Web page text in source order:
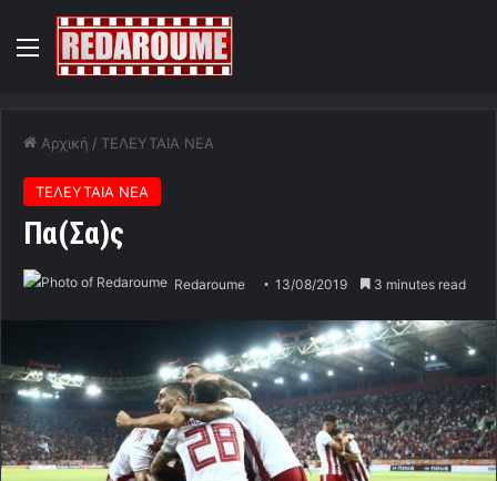
Menu
Αρχική / ΤΕΛΕΥΤΑΙΑ ΝΕΑ
ΤΕΛΕΥΤΑΙΑ ΝΕΑ
Πα(Σα)ς
Redaroume 13/08/2019 3 minutes read